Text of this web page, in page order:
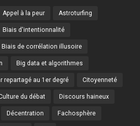
Appel à la peur Astroturfing
Biais d'intentionnalité
Biais de corrélation illusoire
Big data et algorithmes
repartagé au 1er degré Citoyenneté
du débat Discours haineux
Décentration Fachosphère